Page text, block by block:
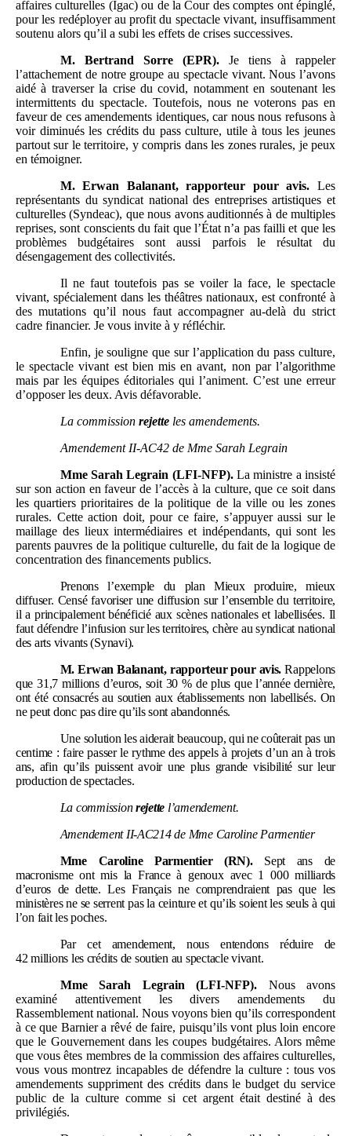
affaires culturelles (Igac) ou de la Cour des comptes ont épinglé,
pour les redéployer au profit du spectacle vivant, insuffisamment
soutenu alors qu’il a subi les effets de crises successives.
M.
Bertrand Sorre (EPR).
Je tiens à rappeler
l’attachement de notre groupe au spectacle vivant. Nous l’avons
aidé à traverser la crise du covid, notamment en soutenant les
intermittents du spectacle. Toutefois, nous ne voterons pas en
faveur de ces amendements identiques, car nous nous refusons à
voir diminués les crédits du pass culture, utile à tous les jeunes
partout sur le territoire, y compris dans les zones rurales, je peux
en témoigner.
M. Erwan Balanant, rapporteur pour avis. Les
représentants du syndicat national des entreprises artistiques et
culturelles (Syndeac), que nous avons auditionnés à de multiples
reprises, sont conscients du fait que l’État n’a pas failli et que les
problèmes budgétaires sont aussi parfois le résultat du
désengagement des collectivités.
Il ne faut toutefois pas se voiler la face, le spectacle
vivant, spécialement dans les théâtres nationaux, est confronté à
des mutations qu’il nous faut accompagner au-delà du strict
cadre financier. Je vous invite à y réfléchir.
Enfin, je souligne que sur l’application du pass culture,
le spectacle vivant est bien mis en avant, non par l’algorithme
mais par les équipes éditoriales qui l’animent. C’est une erreur
d’opposer les deux. Avis défavorable.
La commission rejetteles amendements.
Amendement II-AC42 de Mme Sarah Legrain
Mme Sarah Legrain (LFI-NFP).La ministre a insisté
sur son action en faveur de l’accès à la culture, que ce soit dans
les quartiers prioritaires de la politique de la ville ou les zones
rurales. Cette action doit, pour ce faire, s’appuyer aussi sur le
maillage des lieux intermédiaires et indépendants, qui sont les
parents pauvres de la politique culturelle, du fait de la logique de
concentration des financements publics.
Prenons l’exemple du plan Mieux produire, mieux
diffuser. Censé favoriser une diffusion sur l’ensemble du territoire,
il a principalement bénéficié aux scènes nationales et labellisées. Il
faut défendre l’infusion sur les territoires, chère au syndicat national
des arts vivants (Synavi).
M. Erwan Balanant, rapporteur pour avis.Rappelons
que 31,7 millions d’euros, soit 30 % de plus que l’année dernière,
ont été consacrés au soutien aux établissements non labellisés. On
ne peut donc pas dire qu’ils sont abandonnés.
Une solution les aiderait beaucoup, qui ne coûterait pas un
centime : faire passer le rythme des appels à projets d’un an à trois
ans, afin qu’ils puissent avoir une plus grande visibilité sur leur
production de spectacles.
La commissionrejette l’amendement.
Amendement II-AC214 de Mme Caroline Parmentier
Mme
Caroline Parmentier (RN).
Sept ans de
macronisme ont mis la France à genoux avec 1
000 milliards
d’euros de dette. Les Français ne comprendraient pas que les
ministères ne se serrent pas la ceinture et qu’ils soient les seuls à qui
l’on fait les poches.
Par cet amendement, nous entendons réduire de
42 millions les crédits de soutien au spectacle vivant.
Mme
Sarah Legrain (LFI-NFP). Nous avons
examiné attentivement les divers amendements du
Rassemblement national. Nous voyons bien qu’ils correspondent
à ce que Barnier a rêvé de faire, puisqu’ils vont plus loin encore
que le Gouvernement dans les coupes budgétaires. Alors même
que vous êtes membres de la commission des affaires culturelles,
vous vous montrez incapables de défendre la culture : tous vos
amendements suppriment des crédits dans le budget du service
public de la culture comme si cet argent était destiné à des
privilégiés.